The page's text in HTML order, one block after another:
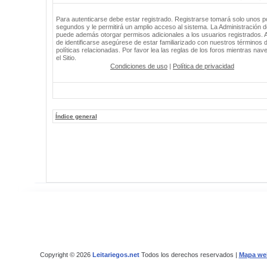
Para autenticarse debe estar registrado. Registrarse tomará solo unos
segundos y le permitirá un amplio acceso al sistema. La Administración
puede además otorgar permisos adicionales a los usuarios registrados.
de identificarse asegúrese de estar familiarizado con nuestros términos
políticas relacionadas. Por favor lea las reglas de los foros mientras
el Sitio.
Condiciones de uso | Política de privacidad
Índice general
Copyright © 2026 Leitariegos.netTodos los derechos reservados | Mapa